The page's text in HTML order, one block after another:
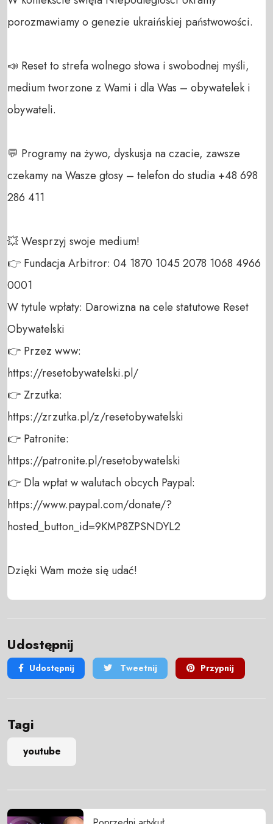
porozmawiamy o genezie ukraińskiej państwowości.
📣 Reset to strefa wolnego słowa i swobodnej myśli,
medium tworzone z Wami i dla Was – obywatelek i
obywateli.
💬 Programy na żywo, dyskusja na czacie, zawsze
czekamy na Wasze głosy – telefon do studia +48 698
286 411
💥 Wesprzyj swoje medium!
👉 Fundacja Arbitror: 04 1870 1045 2078 1068 4966
0001
W tytule wpłaty: Darowizna na cele statutowe Reset
Obywatelski
👉 Przez www:
https://resetobywatelski.pl/
👉 Zrzutka:
https://zrzutka.pl/z/resetobywatelski
👉 Patronite:
https://patronite.pl/resetobywatelski
👉 Dla wpłat w walutach obcych Paypal:
https://www.paypal.com/donate/?
hosted_button_id=9KMP8ZPSNDYL2
Dzięki Wam może się udać!
Udostępnij
Udostępnij Tweetnij Przypnij
Tagi
youtube